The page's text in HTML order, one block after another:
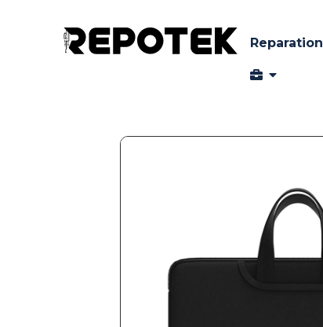
Reparation